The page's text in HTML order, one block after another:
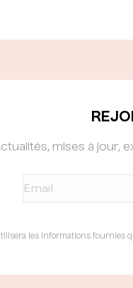
mises à jour,
les informations fournies